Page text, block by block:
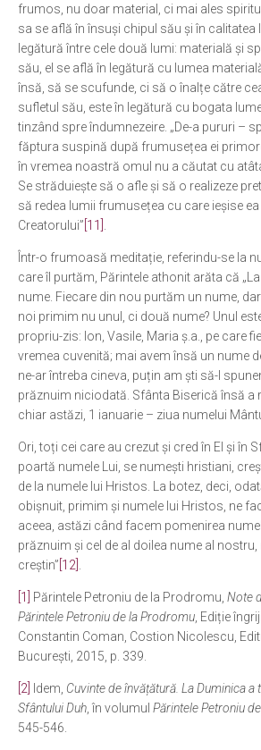
frumos, nu doar material, ci mai ales
sa se află în însuși chipul său și în calitatea
legătură între cele două lumi: materială și
său, el se află în legătură cu lumea
însă, să se scufunde, ci să o înalțe către
sufletul său, este în legătură cu bogata
tinzând spre îndumnezeire. „De-a pururi –
făptura suspină după frumusețea ei
în vremea noastră omul nu a căutat cu
Se străduiește să o afle și să o realizeze
să redea lumii frumusețea cu care ieșise
Creatorului” [11]
Într-o frumoasă meditație, referindu-se la
care îl purtăm, Părintele athonit arăta că
nume. Fiecare din nou purtăm un nume,
noi primim nu unul, ci două nume? Unul
propriu-zis: Ion, Vasile, Maria ș.a., pe care
vremea cuvenită; mai avem însă un nume
ne-ar întreba cineva, puțin am ști să-l
prăznuim niciodată. Sfânta Biserică însă a
chiar astăzi, 1 ianuarie – ziua numelui
Ori, toți cei care au crezut și cred în El și în
poartă numele Lui, se numești hristiani,
de la numele lui Hristos. La botez, deci,
obișnuit, primim și numele lui Hristos, ne
aceea, astăzi când facem pomenirea
prăznuim și cel de al doilea nume al nostru,
creștin” [12]
[1] Părintele Petroniu de la Prodromu, Note
Părintele Petroniu de la Prodromu , Ediție
Constantin Coman, Costion Nicolescu,
București, 2015, p. 339.
[2] Idem, Cuvinte de învățătură. La Duminica
Sfântului Duh , în volumul Părintele Petroniu
545-546.